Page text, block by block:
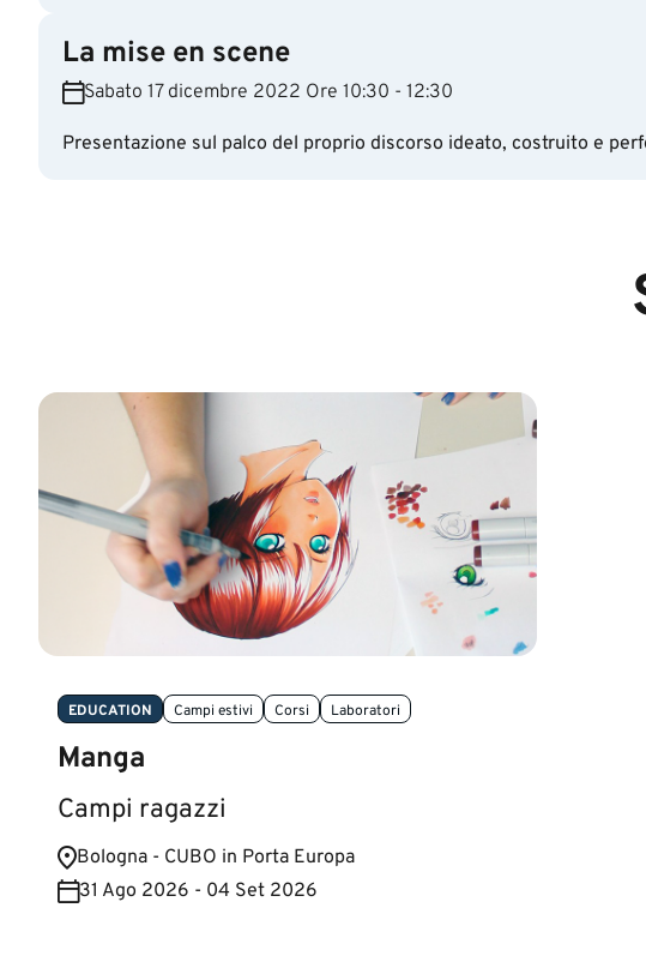
La mise en scene
Sabato 17 dicembre 2022 Ore 10:30 - 12:30
Presentazione sul palco del proprio discorso ideato, costruito e
EDUCATION Campi estivi Corsi Laboratori
Manga
Campi ragazzi
Bologna - CUBO in Porta Europa
31 Ago 2026 - 04 Set 2026